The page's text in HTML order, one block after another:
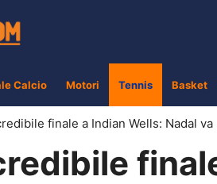
Calcio Motori Tennis Basket
finale a Indian Wells: Nadal